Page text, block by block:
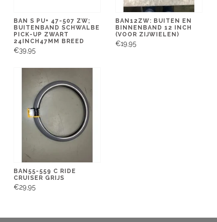
BAN S PU+ 47-507 ZW;
BUITENBAND SCHWALBE
PICK-UP ZWART
24INCH47MM BREED
€39,95
BAN12ZW: BUITEN EN
BINNENBAND 12 INCH
(VOOR ZIJWIELEN)
€19,95
BAN55-559 C RIDE
CRUISER GRIJS
€29,95